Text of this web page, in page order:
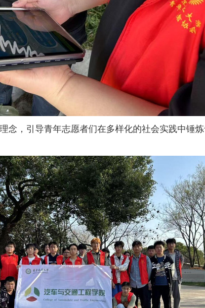
念，引导青年志愿者们在多样化的社会实践中锤